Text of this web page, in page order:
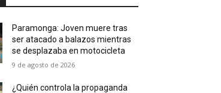
Paramonga: Joven muere tras
ser atacado a balazos mientras
se desplazaba en motocicleta
9 de agosto de 2026
¿Quién controla la propaganda